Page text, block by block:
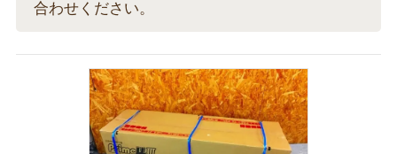
合わせください。